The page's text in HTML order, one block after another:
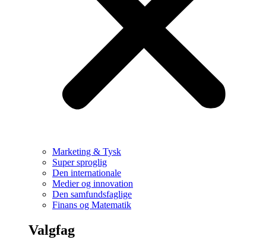
Marketing & Tysk
Super sproglig
Den internationale
Medier og innovation
Den samfundsfaglige
Finans og Matematik
Valgfag